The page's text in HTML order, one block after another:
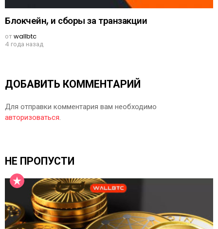
Блокчейн, и сборы за транзакции
отwallbtc
4 года назад
ДОБАВИТЬ КОММЕНТАРИЙ
Для отправки комментария вам необходимо
авторизоваться.
НЕ ПРОПУСТИ